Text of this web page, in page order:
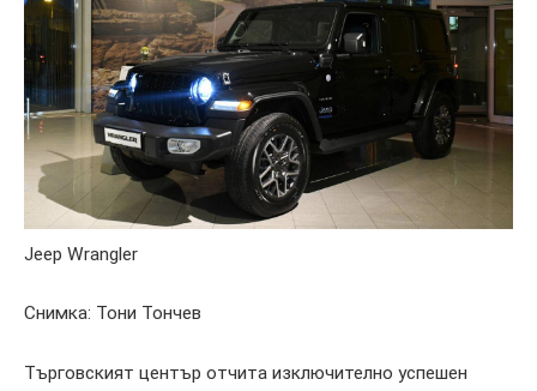
Jeep Wrangler
Снимка: Тони Тончев
Търговският център отчита изключително успешен